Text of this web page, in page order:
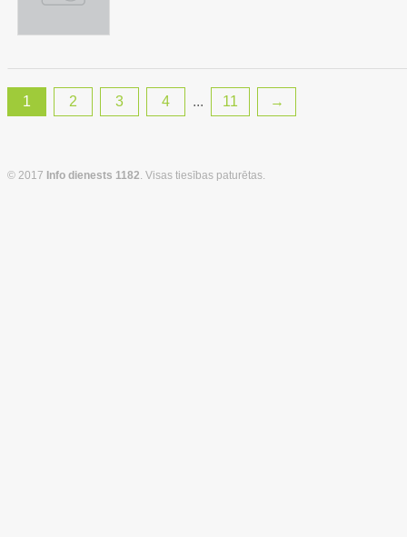
1 2 3 4 ... 11 →
© 2017 Info dienests 1182. Visas tiesības paturētas.